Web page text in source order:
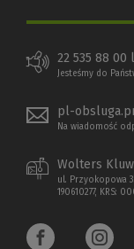
22 535 88 00
Jesteśmy do
pl-
Na wiadomość
Wolters
ul. Przyokopowa
190610277, KRS: